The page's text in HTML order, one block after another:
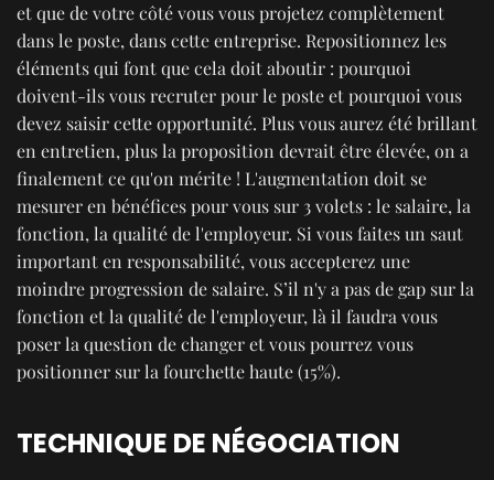
et que de votre côté vous vous projetez complètement
dans le poste, dans cette entreprise. Repositionnez les
éléments qui font que cela doit aboutir : pourquoi
doivent-ils vous recruter pour le poste et pourquoi vous
devez saisir cette opportunité. Plus vous aurez été brillant
en entretien, plus la proposition devrait être élevée, on a
finalement ce qu'on mérite ! L'augmentation doit se
mesurer en bénéfices pour vous sur 3 volets : le salaire, la
fonction, la qualité de l'employeur. Si vous faites un saut
important en responsabilité, vous accepterez une
moindre progression de salaire. S’il n'y a pas de gap sur la
fonction et la qualité de l'employeur, là il faudra vous
poser la question de changer et vous pourrez vous
positionner sur la fourchette haute (15%).
TECHNIQUE DE NÉGOCIATION